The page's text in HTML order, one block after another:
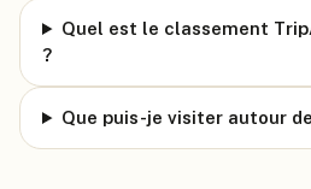
Quel est le classement
?
Que puis-je visiter autour